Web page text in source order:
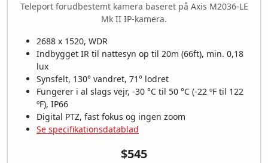
Teleport forudbestemt kamera baseret på Axis M2036-LE
Mk II IP-kamera.
2688 x 1520, WDR
Indbygget IR til nattesyn op til 20m (66ft), min. 0,18
lux
Synsfelt, 130° vandret, 71° lodret
Fungerer i al slags vejr, -30 °C til 50 °C (-22 ºF til 122
ºF), IP66
Digital PTZ, fast fokus og ingen zoom
Se specifikationsdatablad
$545